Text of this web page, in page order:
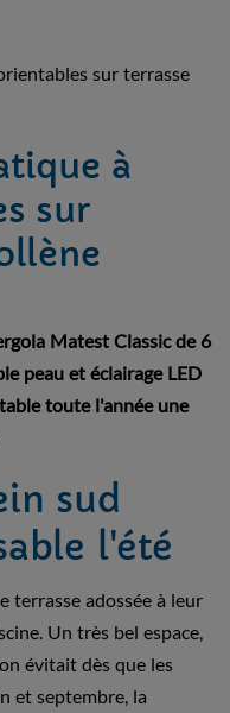
sur terrasse
à
sur
Matest Classic de 6
peau et éclairage LED
toute l'année une
sud
l'été
terrasse adossée à leur
Un très bel espace,
évitait dès que les
et septembre, la